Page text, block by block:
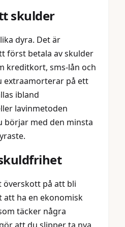
skulder
dyra. Det är
först betala av skulder
kreditkort, sms-lån och
extraamorterar på ett
ibland
lavinmetoden
börjar med den minsta
överskott på att bli
ha en ekonomisk
täcker några